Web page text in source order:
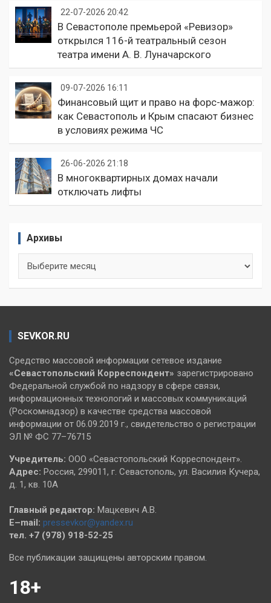
22-07-2026 20:42
В Севастополе премьерой «Ревизор»
открылся 116-й театральный сезон
театра имени А. В. Луначарского
09-07-2026 16:11
Финансовый щит и право на форс-мажор:
как Севастополь и Крым спасают бизнес
в условиях режима ЧС
26-06-2026 21:18
В многоквартирных домах начали
отключать лифты
Архивы
SEVKOR.RU
Средство массовой информации сетевое издание
«Севастопольский Корреспондент» зарегистрировано
Федеральной службой по надзору в сфере связи,
информационных технологий и массовых коммуникаций
(Роскомнадзор) в качестве средства массовой
информации от 06.09.2019 г., свидетельство о регистрации
ЭЛ № ФС 77–76715
Учредитель: ООО «Севастопольский Корреспондент».
Адрес: Россия, 299011, г. Севастополь, ул. Василия Кучера,
д. 1, кв. 10А
Главный редактор: Мацкевич А.В.
E–mail: pressevkor@yandex.ru
тел. +7 (978) 918-52-25
Все публикации защищены авторским правом.
18+